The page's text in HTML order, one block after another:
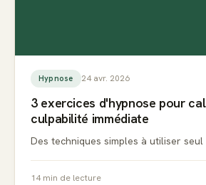
Hypnose 24 avr. 2026
3 exercices d'hypnose pour
culpabilité immédiate
Des techniques simples à utiliser seul
14min de lecture